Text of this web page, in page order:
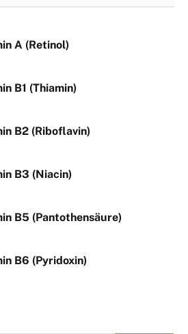
A (Retinol)
B1 (Thiamin)
B2 (Riboflavin)
B3 (Niacin)
B5 (Pantothensäure)
B6 (Pyridoxin)